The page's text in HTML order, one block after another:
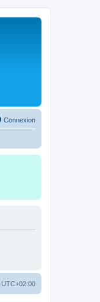
Connexion
UTC+02:00